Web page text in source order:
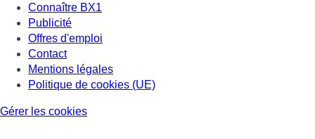
Connaître BX1
Publicité
Offres d'emploi
Contact
Mentions légales
Politique de cookies (UE)
Gérer les cookies